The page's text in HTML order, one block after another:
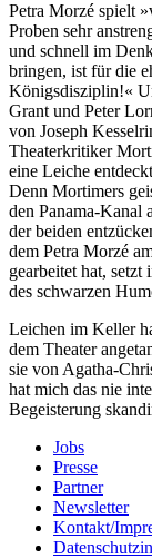
Petra Morzé spielt
Proben sehr
und schnell im
bringen, ist für die
Königsdisziplin!«
Grant und Peter
von Joseph
Theaterkritiker
eine Leiche
Denn Mortimers
den Panama-Kanal
der beiden
dem Petra Morzé
gearbeitet hat,
des schwarzen
Leichen im Keller
dem Theater
sie von Agatha-
hat mich das nie
Begeisterung
Jobs
Presse
Partner
Newsletter
Kontakt/